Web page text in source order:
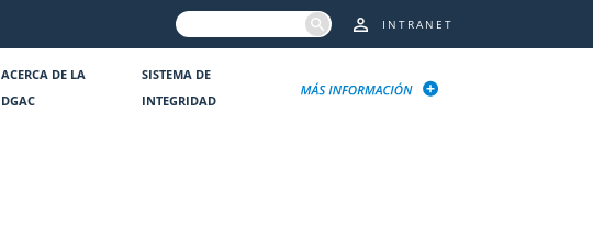
INTRANET
ACERCA DE LA
DGAC
SISTEMA DE
INTEGRIDAD